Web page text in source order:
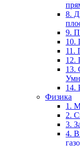
8.
9.
10.
11.
12.
13.
14.
Физика
1.
2.
3.
4.